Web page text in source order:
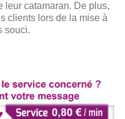
leur catamaran. De plus,
clients lors de la mise à
souci.